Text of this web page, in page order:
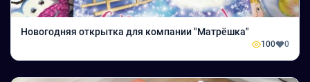
Новогодняя открытка для компании "Матрёшка"
100 0